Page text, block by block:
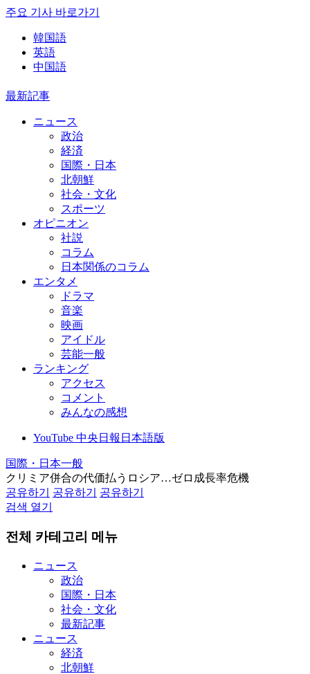
주요 기사 바로가기
韓国語
英語
中国語
最新記事
ニュース
政治
経済
国際・日本
北朝鮮
社会・文化
スポーツ
オピニオン
社説
コラム
日本関係のコラム
エンタメ
ドラマ
音楽
映画
アイドル
芸能一般
ランキング
アクセス
コメント
みんなの感想
YouTube 中央日報日本語版
国際・日本一般
クリミア併合の代価払うロシア…ゼロ成長率危機
공유하기
공유하기
공유하기
검색 열기
전체 카테고리 메뉴
ニュース
政治
国際・日本
社会・文化
最新記事
ニュース
経済
北朝鮮